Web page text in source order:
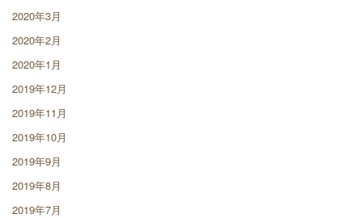
2020年3月
2020年2月
2020年1月
2019年12月
2019年11月
2019年10月
2019年9月
2019年8月
2019年7月